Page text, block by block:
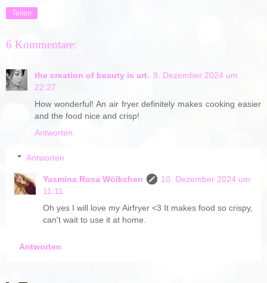
Teilen
6 Kommentare:
the creation of beauty is art. 9. Dezember 2024 um
22:27
How wonderful! An air fryer definitely makes cooking easier
and the food nice and crisp!
Antworten
Antworten
Yasmina Rosa Wölkchen
10. Dezember 2024 um
11:11
Oh yes I will love my Airfryer <3 It makes food so crispy,
can't wait to use it at home.
Antworten